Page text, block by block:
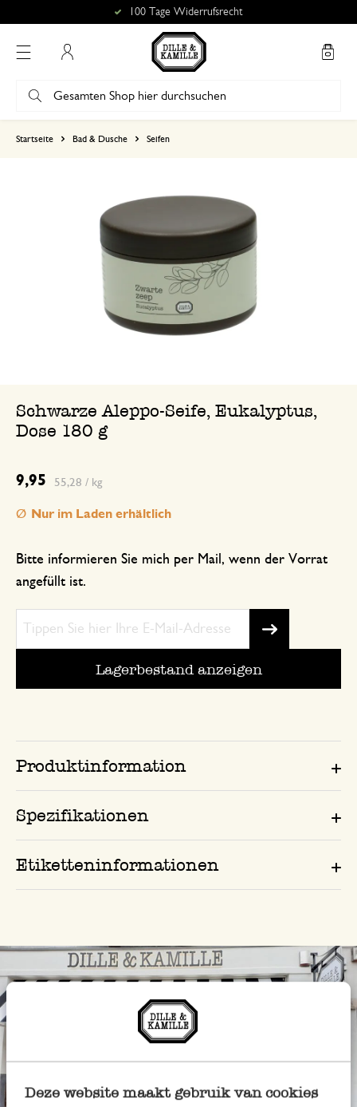
Deze website maakt gebruik van cookies
100 Tage Widerrufsrecht
Startseite Bad & Dusche Seifen
Schwarze Aleppo-Seife, Eukalyptus,
Dose 180 g
9,95 55,28 / kg
Bitte informieren Sie mich per Mail, wenn der Vorrat
angefüllt ist.
Lagerbestand anzeigen
Nur im Laden erhältlich
Produktinformation
Spezifikationen
Etiketteninformationen